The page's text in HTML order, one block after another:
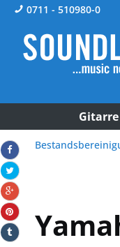
0711 - 510980-0
Gitarre